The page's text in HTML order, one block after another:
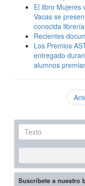
El libro Mujeres
Vacas se
conocida
Recientes
Los Premios
entregado
alumnos
Texto
Suscríbete a nuestro